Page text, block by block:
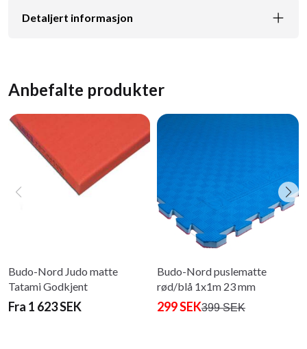
Detaljert informasjon
Anbefalte produkter
Budo-Nord Judo matte
Tatami Godkjent
Fra 1 623 SEK
Budo-Nord puslematte
rød/blå 1x1m 23 mm
299 SEK399 SEK